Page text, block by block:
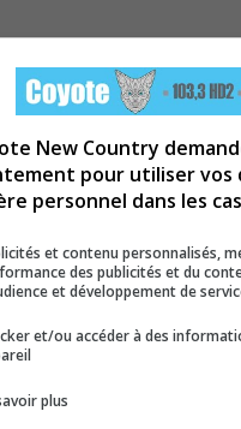
New Country
pour utiliser vos
personnel dans les
et contenu personnalisés,
des publicités et du
et développement de
et/ou accéder à des
plus